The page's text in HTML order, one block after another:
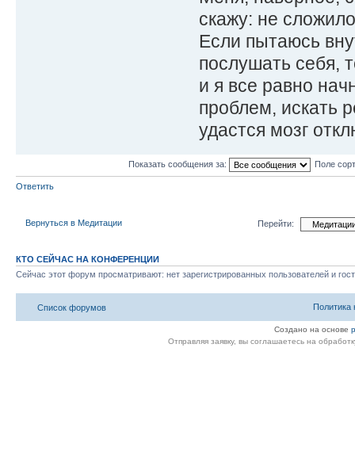
скажу: не
Если пытаюсь
послушать себя,
и я все равно
проблем, искать
удастся мозг
Показать сообщения за: Поле
Ответить
Вернуться в Медитации Перейти:
КТО СЕЙЧАС НА КОНФЕРЕНЦИИ
Сейчас этот форум просматривают: нет зарегистрированных пользователей и
Список форумов Политика
Создано на основе
Отправляя заявку, вы соглашаетесь на